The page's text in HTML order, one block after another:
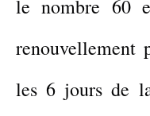
le nombre 60
renouvellement
les 6 jours de